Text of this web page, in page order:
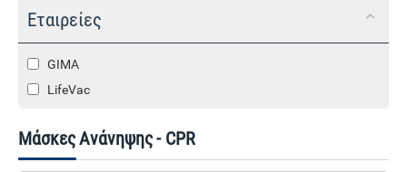
Εταιρείες
GIMA
LifeVac
Μάσκες Ανάνηψης - CPR